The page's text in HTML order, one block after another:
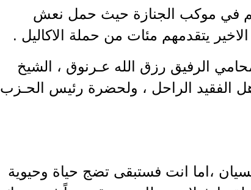
في موكب الجنازة حيث حمل نعش
يتقدمهم مئات من حملة الاكاليل .
الرفيق رزق الله عـرنوق ، الشيخ
الفقيد الراحل ، ولحضرة رئيس الحـزب
،اما انت فستبقى تضج حياة وحيوية